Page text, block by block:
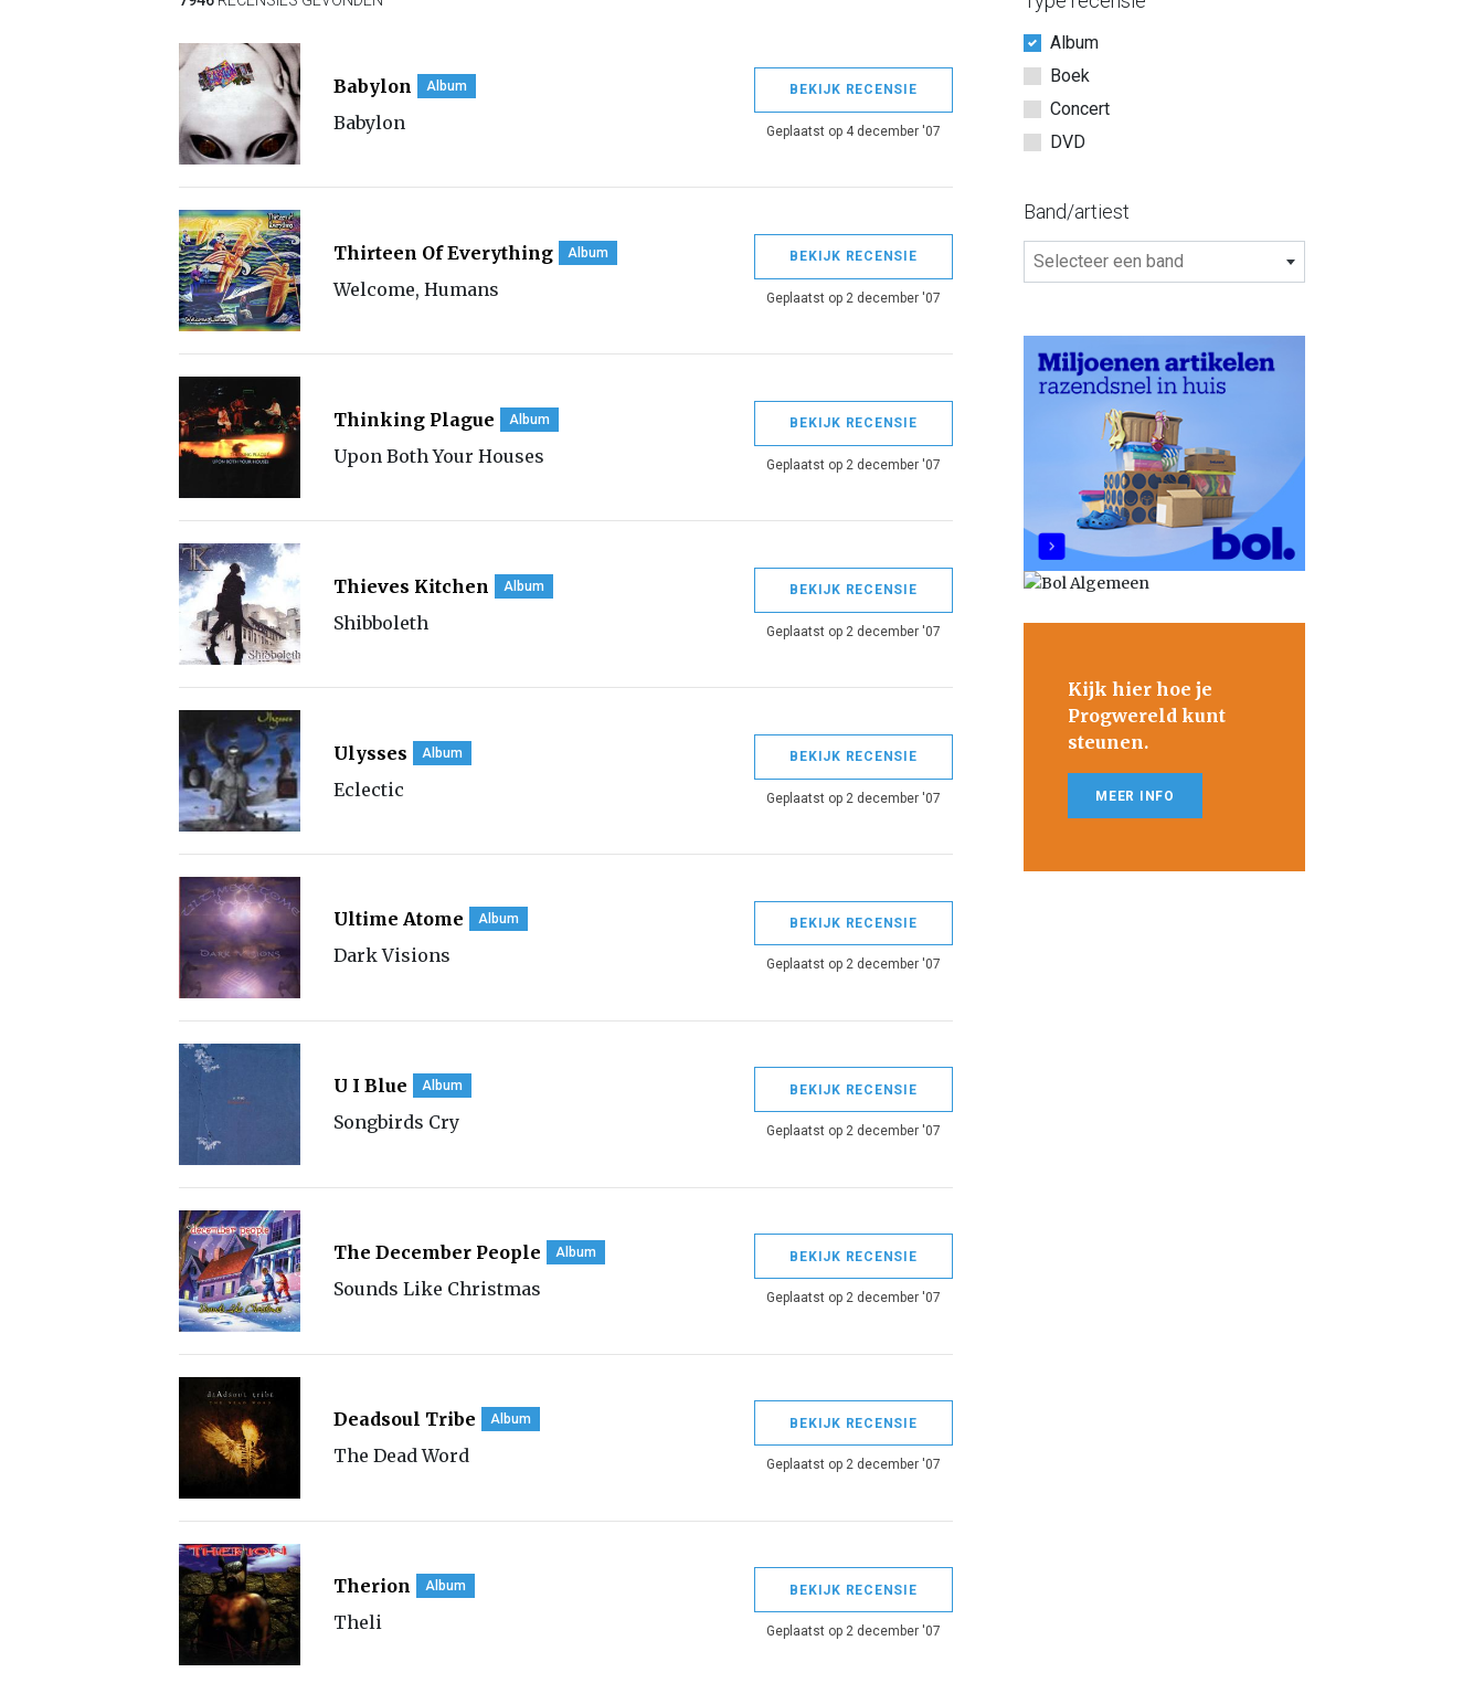
Babylon Album
Babylon
BEKIJK RECENSIE
Geplaatst op 4 december '07
Thirteen Of Everything Album
Welcome, Humans
BEKIJK RECENSIE
Geplaatst op 2 december '07
Thinking Plague Album
Upon Both Your Houses
BEKIJK RECENSIE
Geplaatst op 2 december '07
Thieves Kitchen Album
Shibboleth
BEKIJK RECENSIE
Geplaatst op 2 december '07
Ulysses Album
Eclectic
BEKIJK RECENSIE
Geplaatst op 2 december '07
Ultime Atome Album
Dark Visions
BEKIJK RECENSIE
Geplaatst op 2 december '07
U I Blue Album
Songbirds Cry
BEKIJK RECENSIE
Geplaatst op 2 december '07
The December People Album
Sounds Like Christmas
BEKIJK RECENSIE
Geplaatst op 2 december '07
Deadsoul Tribe Album
The Dead Word
BEKIJK RECENSIE
Geplaatst op 2 december '07
Therion Album
Theli
BEKIJK RECENSIE
Geplaatst op 2 december '07
Album
Boek
Concert
DVD
Band/artiest
Selecteer een band
Kijk hier hoe je
Progwereld kunt
steunen.
MEER INFO